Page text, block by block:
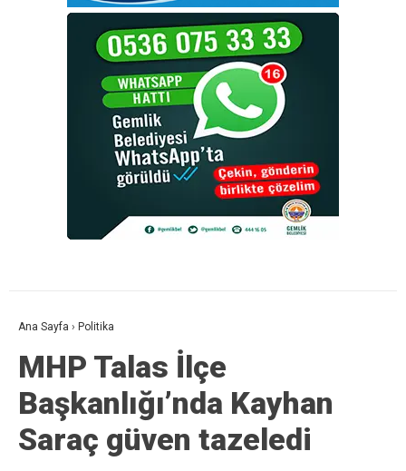
Ana Sayfa › Politika
MHP Talas İlçe
Başkanlığı’nda Kayhan
Saraç güven tazeledi